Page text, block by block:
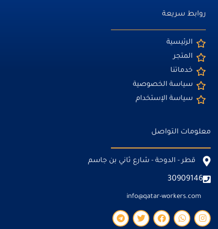
روابط سريعة
الرئيسية
المتجر
خدماتنا
سياسة الخصوصية
سياسة الإستخدام
معلومات التواصل
قطر - الدوحة - شارع ثاني بن جاسم
30909146
info@qatar-workers.com
I
n
W
h
F
a
T
w
T
e